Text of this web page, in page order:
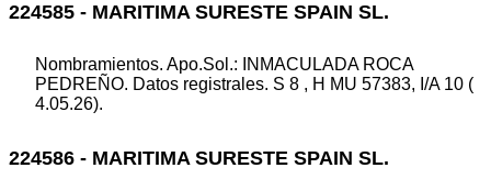
224585 - MARITIMA SURESTE SPAIN SL.
Nombramientos. Apo.Sol.: INMACULADA ROCA
PEDREÑO. Datos registrales. S 8 , H MU 57383, I/A 10 (
4.05.26).
224586 - MARITIMA SURESTE SPAIN SL.